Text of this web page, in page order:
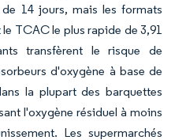
14 jours, mais les formats
TCAC le plus rapide de 3,91
transfèrent le risque de
d'oxygène à base de
la plupart des barquettes
l'oxygène résiduel à moins
Les supermarchés